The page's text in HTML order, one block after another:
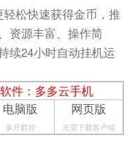
松快速获得金币，推
资源丰富、操作简
续24小时自动挂机运
件：多多云手机
电脑版
多开群控
网页版
无需下载客户端